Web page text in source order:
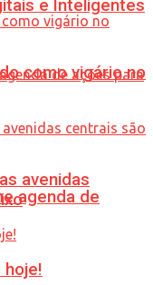
e Inteligentes
agenda de
como vigário no
avenidas
hoje!